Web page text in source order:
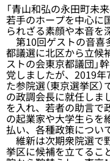
「青山和弘の永田町未
若手のホープを中心に
られざる素顔や本音を
第10回ゲストの音喜
都議選に北区から立候
ストの会東京都議団」
党しましたが、2019年
た参院選（東京選挙区
の政調会長に就任しま
を入れ、若者の助言で
の起業家や大学生らを
払い、各種政策につい
維新は次期衆院選で
挙区に候補を立てるこ